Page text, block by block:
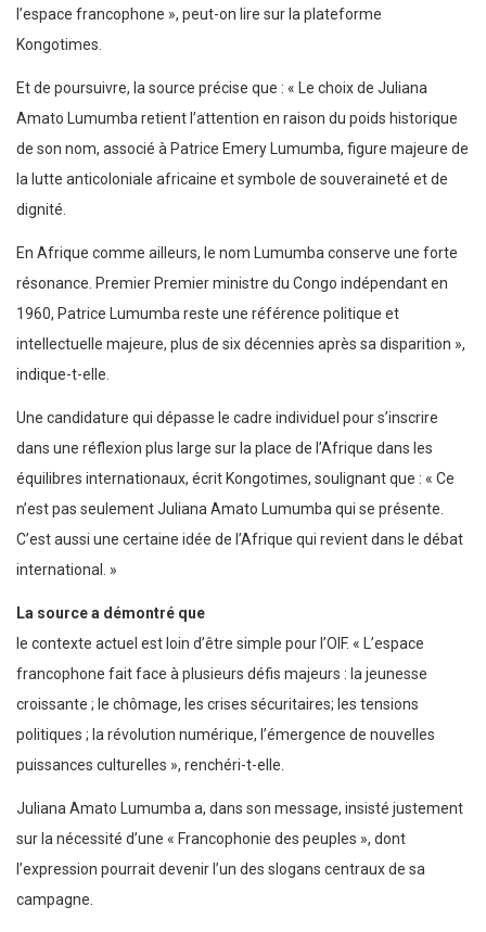
l’espace francophone », peut-on lire sur la plateforme
Kongotimes.
Et de poursuivre, la source précise que : « Le choix de Juliana
Amato Lumumba retient l’attention en raison du poids historique
de son nom, associé à Patrice Emery Lumumba, figure majeure de
la lutte anticoloniale africaine et symbole de souveraineté et de
dignité.
En Afrique comme ailleurs, le nom Lumumba conserve une forte
résonance. Premier Premier ministre du Congo indépendant en
1960, Patrice Lumumba reste une référence politique et
intellectuelle majeure, plus de six décennies après sa disparition »,
indique-t-elle.
Une candidature qui dépasse le cadre individuel pour s’inscrire
dans une réflexion plus large sur la place de l’Afrique dans les
équilibres internationaux, écrit Kongotimes, soulignant que : « Ce
n’est pas seulement Juliana Amato Lumumba qui se présente.
C’est aussi une certaine idée de l’Afrique qui revient dans le débat
international. »
La source a démontré que
le contexte actuel est loin d’être simple pour l’OIF. « L’espace
francophone fait face à plusieurs défis majeurs : la jeunesse
croissante ; le chômage, les crises sécuritaires; les tensions
politiques ; la révolution numérique, l’émergence de nouvelles
puissances culturelles », renchéri-t-elle.
Juliana Amato Lumumba a, dans son message, insisté justement
sur la nécessité d’une « Francophonie des peuples », dont
l’expression pourrait devenir l’un des slogans centraux de sa
campagne.